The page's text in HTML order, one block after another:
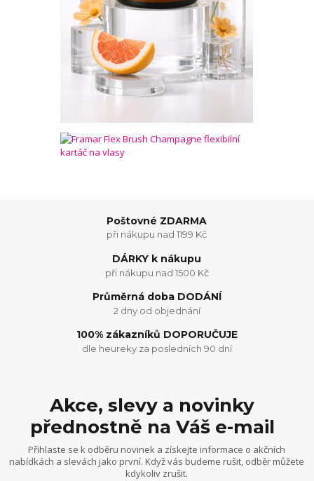
Poštovné ZDARMA
při nákupu nad 1199 Kč
DÁRKY k nákupu
při nákupu nad 1500 Kč
Průměrná doba DODÁNÍ
2 dny od objednání
100% zákazníků DOPORUČUJE
dle heureky za posledních 90 dní
Akce, slevy a novinky
přednostně na Váš e-mail
Přihlaste se k odběru novinek a získejte informace o akčních
nabídkách a slevách jako první. Když vás budeme rušit, odběr můžete
kdykoliv zrušit.